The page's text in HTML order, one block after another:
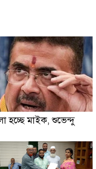
হচ্ছে মাইক, শুভেন্দু